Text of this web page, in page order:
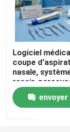
Équipement
Huile
équipement
Logiciel
coupe
nasale,
rasoir,
chirurgicale,
conditions
commerciales
envoyer